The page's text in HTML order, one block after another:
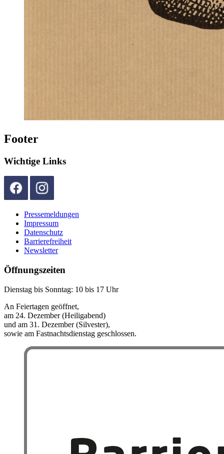
Footer
Wichtige Links
Pressemeldungen
Impressum
Datenschutz
Barrierefreiheit
Newsletter
Öffnungszeiten
Dienstag bis Sonntag: 10 bis 17 Uhr
An Feiertagen geöffnet,
am 24. Dezember (Heiligabend)
und am 31. Dezember (Silvester),
sowie am Fastnachtsdienstag geschlossen.